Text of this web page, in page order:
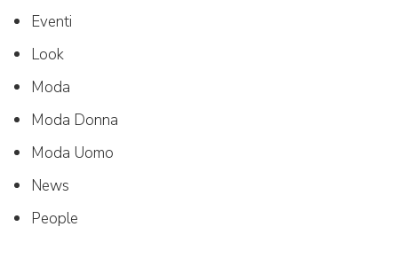
Eventi
Look
Moda
Moda Donna
Moda Uomo
News
People